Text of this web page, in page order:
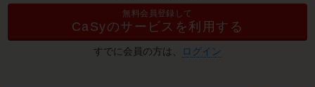
無料会員登録して
CaSyのサービスを利用する
すでに会員の方は、 ログイン